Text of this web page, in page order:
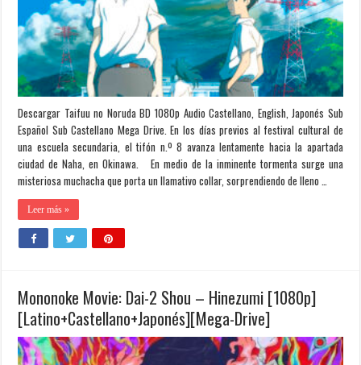
Descargar Taifuu no Noruda BD 1080p Audio Castellano, English, Japonés Sub
Español Sub Castellano Mega Drive. En los días previos al festival cultural de
una escuela secundaria, el tifón n.º 8 avanza lentamente hacia la apartada
ciudad de Naha, en Okinawa. En medio de la inminente tormenta surge una
misteriosa muchacha que porta un llamativo collar, sorprendiendo de lleno …
Leer más »
Mononoke Movie: Dai-2 Shou – Hinezumi [1080p]
[Latino+Castellano+Japonés][Mega-Drive]